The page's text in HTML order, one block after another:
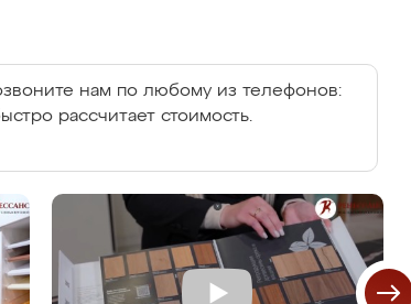
нам по любому из телефонов:
рассчитает стоимость.